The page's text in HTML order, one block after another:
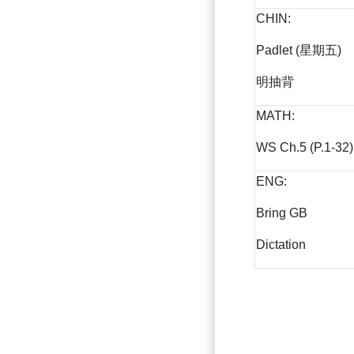
CHIN:
Padlet (星期五)
明抽背
MATH:
WS Ch.5 (P.1-
ENG:
Bring GB
Dictation